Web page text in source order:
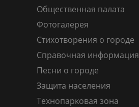
Общественная палата
Фотогалерея
Стихотворения о городе
Справочная информация
Песни о городе
Защита населения
Технопарковая зона